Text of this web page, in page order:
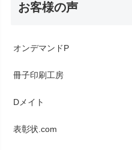
お客様の声
オンデマンドP
冊子印刷工房
Dメイト
表彰状.com